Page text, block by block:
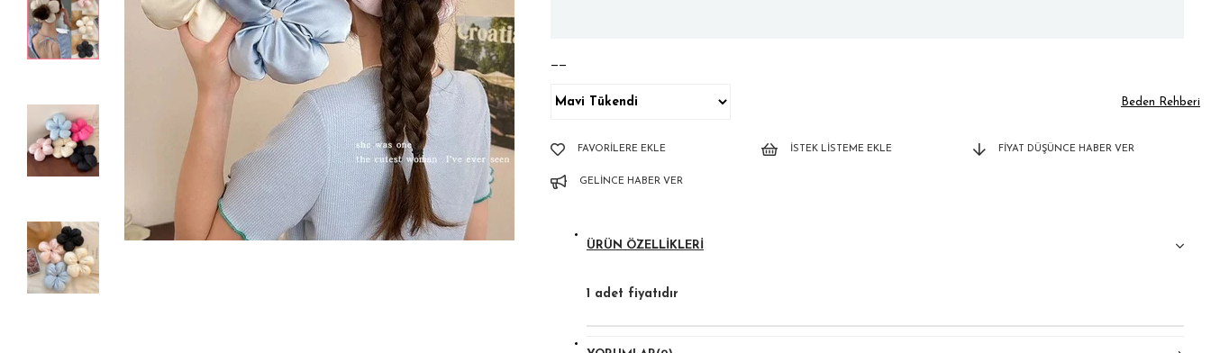
——
Beden Rehberi
FAVORILERE EKLE İSTEK LISTEME EKLE FIYAT DÜŞÜNCE HABER VER
GELINCE HABER VER
ÜRÜN ÖZELLIKLERI
1 adet fiyatıdır